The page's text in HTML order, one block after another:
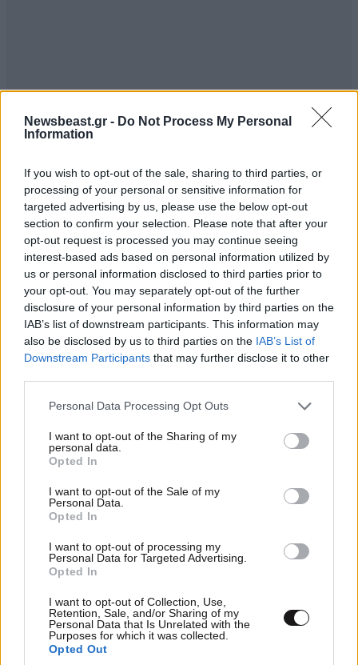
Newsbeast.gr - Do Not Process My Personal
Information
If you wish to opt-out of the sale, sharing to third parties, or
processing of your personal or sensitive information for
targeted advertising by us, please use the below opt-out
section to confirm your selection. Please note that after your
opt-out request is processed you may continue seeing
interest-based ads based on personal information utilized by
us or personal information disclosed to third parties prior to
your opt-out. You may separately opt-out of the further
disclosure of your personal information by third parties on the
IAB’s list of downstream participants. This information may
also be disclosed by us to third parties on the IAB’s List of
Downstream Participants that may further disclose it to other
Please note that this website/app uses one or more Google
not limited to your visit or usage behaviour. You may click to
grant or deny consent to Google and its third-party tags to
use your data for below specified purposes in below Google
consent section.
Personal Data Processing Opt Outs
I want to opt-out of the Sharing of my
personal data.
Opted In
I want to opt-out of the Sale of my
Personal Data.
Opted In
I want to opt-out of processing my
Personal Data for Targeted Advertising.
Opted In
I want to opt-out of Collection, Use,
Retention, Sale, and/or Sharing of my
Personal Data that Is Unrelated with the
Purposes for which it was collected.
Opted Out
Ποιοι φορολογούμενοι θα λάβουν email ή
τηλεφώνημα από την ΑΑΔΕ για φορολογικές